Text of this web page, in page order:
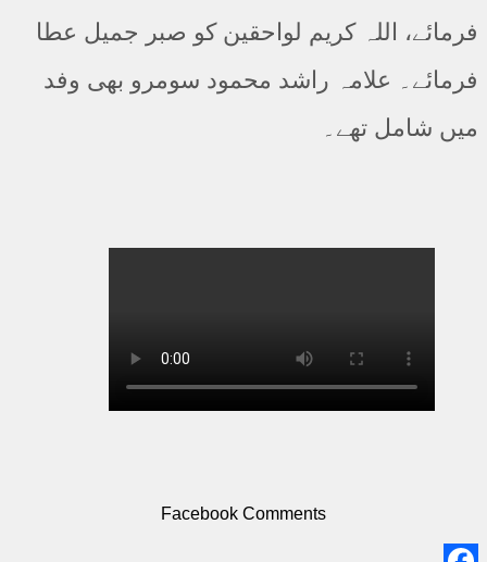
فرمائے، اللہ کریم لواحقین کو صبر جمیل عطا
فرمائے۔ علامہ راشد محمود سومرو بھی وفد
میں شامل تھے۔
Facebook Comments